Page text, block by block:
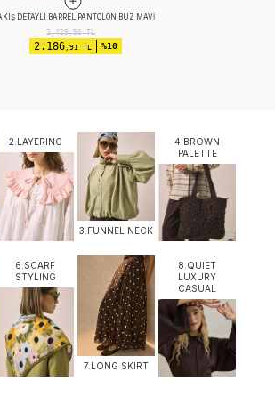
EFEKTLI BASIC TAKIM KOYU ÇAĞLA
2.524,90TL
2.019,92 TL %20
2.LAYERING
3.FUNNEL NECK
4.BROWN
PALETTE
6.SCARF
STYLING
7.LONG SKIRT
8.QUIET
LUXURY
CASUAL